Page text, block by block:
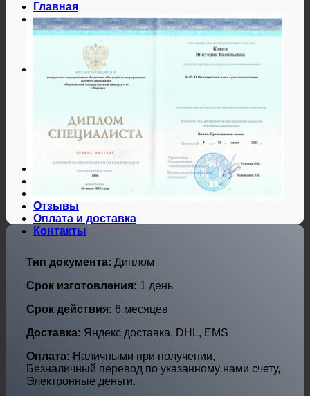
Главная
Справки
Мед справки
Справки из гос. органов
Справки ЗАГС
Дипломы и аттестаты
Дипломы РФ
Аттестаты РФ
Дипломы и аттестаты Беларуси
Дипломы и аттестаты Казахстана
Дипломы и аттестаты Украины
Дипломы по профессиям
Дипломы по городам
Нотариальные и юр. услуги
Свидетельства ЗАГС
Гарантии
Отзывы
Оплата и доставка
Контакты
Тип документа: Диплом
Срок изготовления: 1 день
Срок действия: 6 месяцев
Доставка: Яндекс доставка, DHL, EMS
Оплата: Наличными при получении,
Безналичный перевод по указанному нами счету,
Электронные деньги.